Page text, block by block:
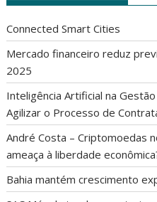
Connected Smart Cities
Mercado financeiro reduz
2025
Inteligência Artificial na
Agilizar o Processo de
André Costa – Criptomoedas
ameaça à liberdade
Bahia mantém crescimento